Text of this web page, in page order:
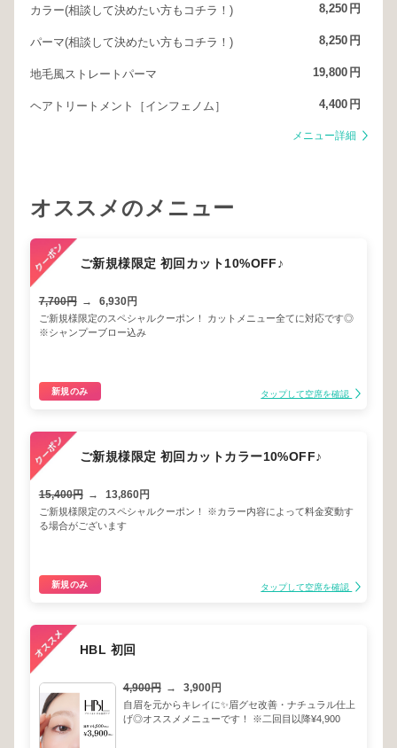
カラー(相談して決めたい方もコチラ！) 8,250 円
パーマ(相談して決めたい方もコチラ！) 8,250 円
地毛風ストレートパーマ 19,800 円
ヘアトリートメント［インフェノム］ 4,400 円
メニュー詳細
オススメのメニュー
ご新規様限定 初回カット10%OFF♪
7,700円 → 6,930円
ご新規様限定のスペシャルクーポン！ カットメニュー全てに対応です◎
※シャンプーブロー込み
新規のみ タップして空席を確認
ご新規様限定 初回カットカラー10%OFF♪
15,400円 → 13,860円
ご新規様限定のスペシャルクーポン！ ※カラー内容によって料金変動す
る場合がございます
新規のみ タップして空席を確認
HBL 初回
4,900円 → 3,900円
自眉を元からキレイに✨眉グセ改善・ナチュラル仕上
げ◎オススメメニューです！ ※二回目以降¥4,900